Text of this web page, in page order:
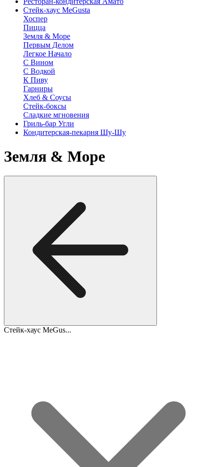
Стейк-хаус MeGusta
Хоспер
Пицца
Земля & Море
Первым Делом
Легкое Начало
С Вином
С Водкой
К Пиву
Гарниры
Хлеб & Соусы
Стейк-боксы
Сладкие мгновения
Гриль-бар Угли
Кондитерская-пекарня Шу-Шу
Земля & Море
Стейк-хаус MeGus...